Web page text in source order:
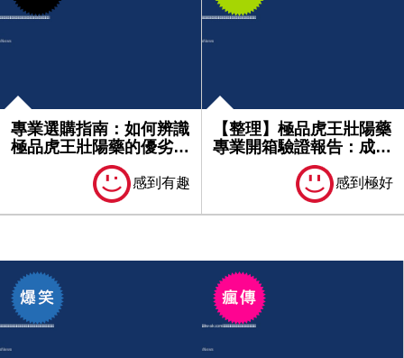
專業選購指南：如何辨識
極品虎王壯陽藥的優劣品
感到有趣
【整理】極品虎王壯陽藥
專業開箱驗證報告：成分
感到極好